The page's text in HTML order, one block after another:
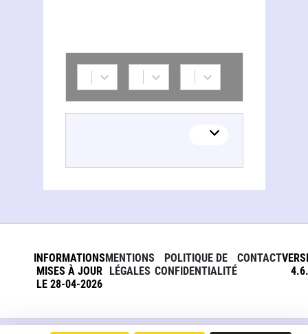
INFORMATIONS
MISES À JOUR
LE 28-04-2026
MENTIONS
LÉGALES
POLITIQUE DE
CONFIDENTIALITÉ
CONTACT